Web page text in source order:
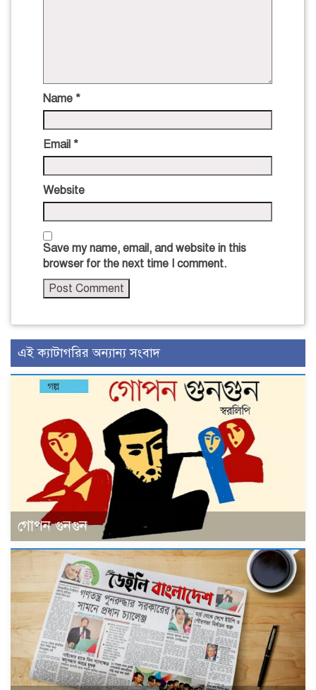
Name *
Email *
Website
Save my name, email, and website in this
browser for the next time I comment.
এই ক্যাটাগরির অন্যান্য সংবাদ
গোপন গুনগুন